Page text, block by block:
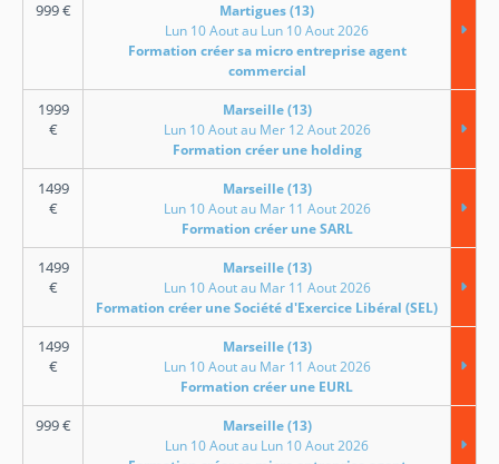
999€
Martigues (13)
Lun 10 Aout au Lun 10 Aout 2026
Formation créer sa micro entreprise agent
commercial
1999
€
Marseille (13)
Lun 10 Aout au Mer 12 Aout 2026
Formation créer une holding
1499
€
Marseille (13)
Lun 10 Aout au Mar 11 Aout 2026
Formation créer une SARL
1499
€
Marseille (13)
Lun 10 Aout au Mar 11 Aout 2026
Formation créer une Société d'Exercice Libéral (SEL)
1499
€
Marseille (13)
Lun 10 Aout au Mar 11 Aout 2026
Formation créer une EURL
999€
Marseille (13)
Lun 10 Aout au Lun 10 Aout 2026